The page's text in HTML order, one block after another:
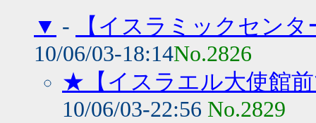
▼ -
【イスラミックセン
10/06/03-18:14No.2826
★【イスラエル大使館
10/06/03-22:56 No.2829